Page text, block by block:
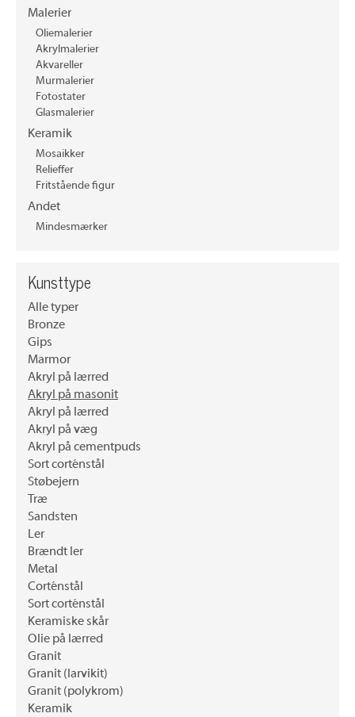
Malerier
Oliemalerier
Akrylmalerier
Akvareller
Murmalerier
Fotostater
Glasmalerier
Keramik
Mosaikker
Relieffer
Fritstående figur
Andet
Mindesmærker
Kunsttype
Alle typer
Bronze
Gips
Marmor
Akryl på lærred
Akryl på masonit
Akryl på lærred
Akryl på væg
Akryl på cementpuds
Sort corténstål
Støbejern
Træ
Sandsten
Ler
Brændt ler
Metal
Corténstål
Sort corténstål
Keramiske skår
Olie på lærred
Granit
Granit (larvikit)
Granit (polykrom)
Keramik